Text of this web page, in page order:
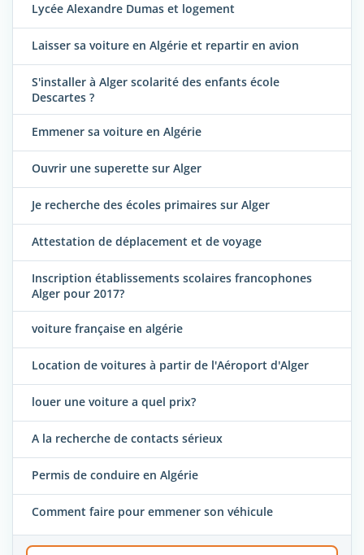
Lycée Alexandre Dumas et logement
Laisser sa voiture en Algérie et repartir en avion
S'installer à Alger scolarité des enfants école
Descartes ?
Emmener sa voiture en Algérie
Ouvrir une superette sur Alger
Je recherche des écoles primaires sur Alger
Attestation de déplacement et de voyage
Inscription établissements scolaires francophones
Alger pour 2017?
voiture française en algérie
Location de voitures à partir de l'Aéroport d'Alger
louer une voiture a quel prix?
A la recherche de contacts sérieux
Permis de conduire en Algérie
Comment faire pour emmener son véhicule